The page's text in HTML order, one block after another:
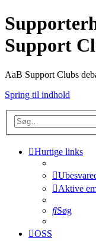
Support
AaB Support Clubs
Spring til indhold
Hurtige links
Aktive
Søg
OSS